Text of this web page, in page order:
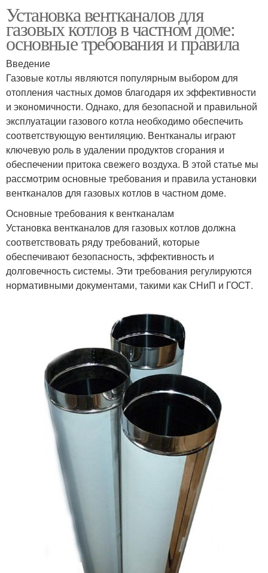
Установка вентканалов для
газовых котлов в частном доме:
основные требования и правила
Введение
Газовые котлы являются популярным выбором для
отопления частных домов благодаря их эффективности
и экономичности. Однако, для безопасной и правильной
эксплуатации газового котла необходимо обеспечить
соответствующую вентиляцию. Вентканалы играют
ключевую роль в удалении продуктов сгорания и
обеспечении притока свежего воздуха. В этой статье мы
рассмотрим основные требования и правила установки
вентканалов для газовых котлов в частном доме.
Основные требования к вентканалам
Установка вентканалов для газовых котлов должна
соответствовать ряду требований, которые
обеспечивают безопасность, эффективность и
долговечность системы. Эти требования регулируются
нормативными документами, такими как СНиП и ГОСТ.